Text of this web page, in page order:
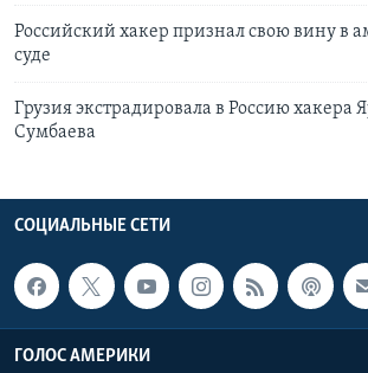
Российский хакер признал свою вину в
суде
Грузия экстрадировала в Россию хакера
Сумбаева
СОЦИАЛЬНЫЕ СЕТИ
ГОЛОС АМЕРИКИ